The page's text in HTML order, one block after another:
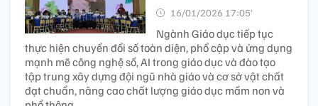
16/01/2026 17:05’
Ngành Giáo dục tiếp tục
thực hiện chuyển đổi số toàn diện, phổ cập và ứng dụng
mạnh mẽ công nghệ số, AI trong giáo dục và đào tạo
tập trung xây dựng đội ngũ nhà giáo và cơ sở vật chất
đạt chuẩn, nâng cao chất lượng giáo dục mầm non và